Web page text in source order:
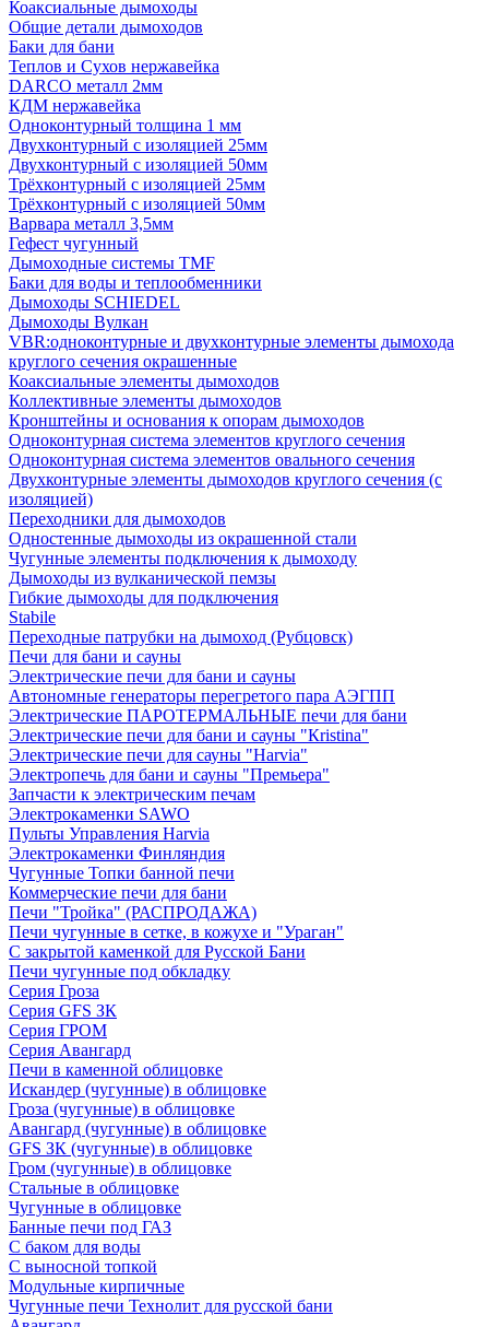
Коаксиальные дымоходы
Общие детали дымоходов
Баки для бани
Теплов и Сухов нержавейка
DARCO металл 2мм
КДМ нержавейка
Одноконтурный толщина 1 мм
Двухконтурный с изоляцией 25мм
Двухконтурный с изоляцией 50мм
Трёхконтурный с изоляцией 25мм
Трёхконтурный с изоляцией 50мм
Варвара металл 3,5мм
Гефест чугунный
Дымоходные системы TMF
Баки для воды и теплообменники
Дымоходы SCHIEDEL
Дымоходы Вулкан
VBR:одноконтурные и двухконтурные элементы дымохода
круглого сечения окрашенные
Коаксиальные элементы дымоходов
Коллективные элементы дымоходов
Кронштейны и основания к опорам дымоходов
Одноконтурная система элементов круглого сечения
Одноконтурная система элементов овального сечения
Двухконтурные элементы дымоходов круглого сечения (с
изоляцией)
Переходники для дымоходов
Одностенные дымоходы из окрашенной стали
Чугунные элементы подключения к дымоходу
Дымоходы из вулканической пемзы
Гибкие дымоходы для подключения
Stabile
Переходные патрубки на дымоход (Рубцовск)
Печи для бани и сауны
Электрические печи для бани и сауны
Автономные генераторы перегретого пара АЭГПП
Электрические ПАРОТЕРМАЛЬНЫЕ печи для бани
Электрические печи для бани и сауны "Кristina"
Электрические печи для сауны "Harvia"
Электропечь для бани и сауны "Премьера"
Запчасти к электрическим печам
Электрокаменки SAWO
Пульты Управления Harvia
Электрокаменки Финляндия
Чугунные Топки банной печи
Коммерческие печи для бани
Печи "Тройка" (РАСПРОДАЖА)
Печи чугунные в сетке, в кожухе и "Ураган"
С закрытой каменкой для Русской Бани
Печи чугунные под обкладку
Серия Гроза
Серия GFS ЗК
Серия ГРОМ
Серия Авангард
Печи в каменной облицовке
Искандер (чугунные) в облицовке
Гроза (чугунные) в облицовке
Авангард (чугунные) в облицовке
GFS ЗК (чугунные) в облицовке
Гром (чугунные) в облицовке
Стальные в облицовке
Чугунные в облицовке
Банные печи под ГАЗ
С баком для воды
С выносной топкой
Модульные кирпичные
Чугунные печи Технолит для русской бани